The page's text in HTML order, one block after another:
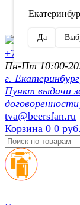
Да
+7 (902) 872-54-
Пн-Пт 10:00-
г.
Пункт выдачи
tva@beersfan.ru
Корзина 0 0 руб.